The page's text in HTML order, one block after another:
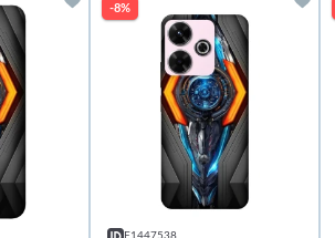
-8%
F1447538